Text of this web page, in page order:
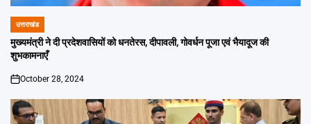
POSTED
IN
उत्तराखंड
मुख्यमंत्री ने दी प्रदेशवासियों को धनतेरस, दीपावली, गोवर्धन पूजा एवं भैयादूज की
शुभकामनाएँ
on
October 28, 2024